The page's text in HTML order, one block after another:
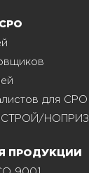
для СРО
НОПРИЗ
ПРОДУКЦИИ